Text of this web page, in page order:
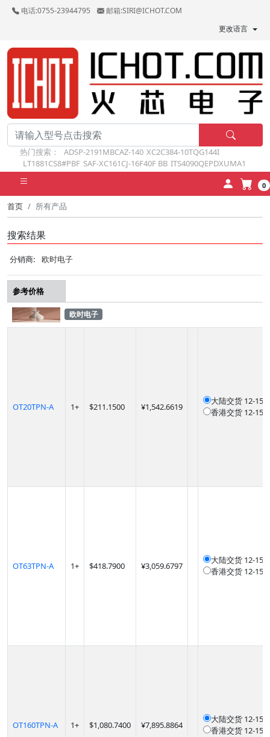
电话:0755-23944795
邮箱:SIRI@ICHOT.COM
更改语言
热门搜索： ADSP-2191MBCAZ-140 XC2C384-10TQG144I
LT1881CS8#PBF SAF-XC161CJ-16F40F BB ITS4090QEPDXUMA1
0
首页 所有产品
搜索结果
分销商: 欧时电子
参考价格
欧时电子
OT20TPN-A 1+ $211.1500 ¥1,542.6619
大陆交货 12-15
香港交货 12-15
OT63TPN-A 1+ $418.7900 ¥3,059.6797
大陆交货 12-15
香港交货 12-15
OT160TPN-A 1+ $1,080.7400 ¥7,895.8864
大陆交货 12-15
香港交货 12-15